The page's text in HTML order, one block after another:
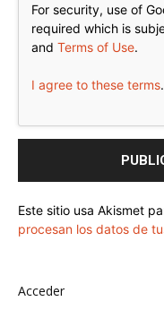
For security, use of
required which is
and Terms of Use.
I agree to these terms.
Este sitio usa Akismet
procesan los datos de
Acceder